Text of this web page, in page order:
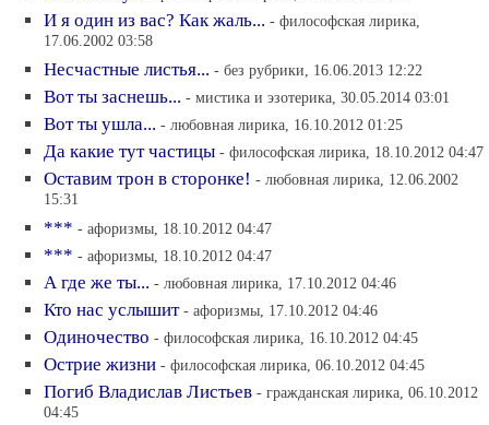
И я один из вас? Как жаль... - философская лирика,
17.06.2002 03:58
Несчастные листья... - без рубрики, 16.06.2013 12:22
Вот ты заснешь... - мистика и эзотерика, 30.05.2014 03:01
Вот ты ушла... - любовная лирика, 16.10.2012 01:25
Да какие тут частицы - философская лирика, 18.10.2012 04:47
Оставим трон в сторонке! - любовная лирика, 12.06.2002
15:31
*** - афоризмы, 18.10.2012 04:47
*** - афоризмы, 18.10.2012 04:47
А где же ты... - любовная лирика, 17.10.2012 04:46
Кто нас услышит - афоризмы, 17.10.2012 04:46
Одиночество - философская лирика, 16.10.2012 04:45
Острие жизни - философская лирика, 06.10.2012 04:45
Погиб Владислав Листьев - гражданская лирика, 06.10.2012
04:45